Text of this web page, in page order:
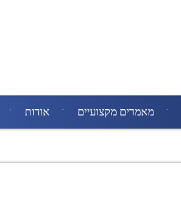
מאמרים מקצועיים אודות